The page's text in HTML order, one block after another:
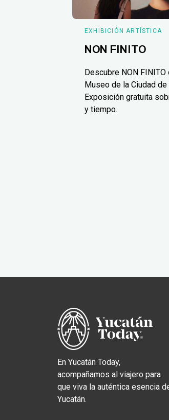
EXHIBICIÓN ARTÍSTICA
NON FINITO
Descubre NON FINITO
Museo de la Ciudad de
Exposición gratuita
y tiempo.
En Yucatán Today,
acompañamos al viajero para
que viva la auténtica esencia
Yucatán.